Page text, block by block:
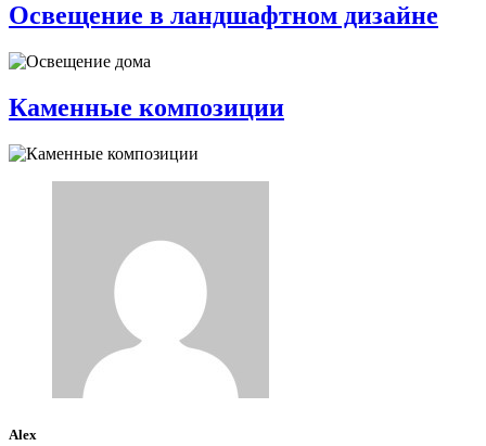
Освещение в ландшафтном дизайне
Каменные композиции
Alex